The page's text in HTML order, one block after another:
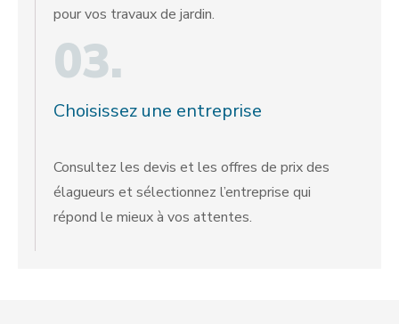
pour vos travaux de jardin.
03.
Choisissez une entreprise
Consultez les devis et les offres de prix des
élagueurs et sélectionnez l’entreprise qui
répond le mieux à vos attentes.